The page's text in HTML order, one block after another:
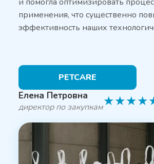
применения, что существенно
эффективность наших
PETCARE
Елена Петровна
директор по закупкам★★★★